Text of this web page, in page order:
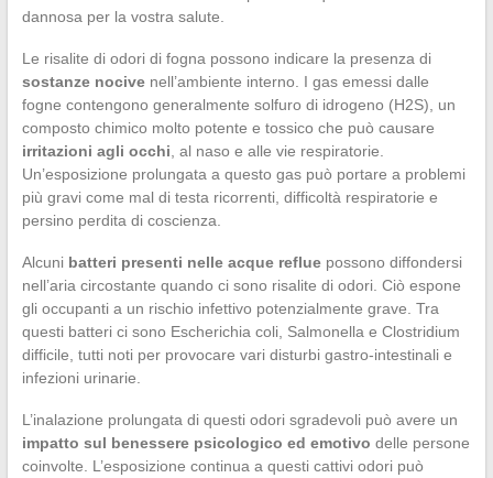
dannosa per la vostra salute.
Le risalite di odori di fogna possono indicare la presenza di
sostanze nocivenell’ambiente interno. I gas emessi dalle
fogne contengono generalmente solfuro di idrogeno (H2S), un
composto chimico molto potente e tossico che può causare
irritazioni agli occhi , al naso e alle vie respiratorie.
Un’esposizione prolungata a questo gas può portare a problemi
più gravi come mal di testa ricorrenti, difficoltà respiratorie e
persino perdita di coscienza.
Alcuni batteri presenti nelle acque refluepossono diffondersi
nell’aria circostante quando ci sono risalite di odori. Ciò espone
gli occupanti a un rischio infettivo potenzialmente grave. Tra
questi batteri ci sono Escherichia coli, Salmonella e Clostridium
difficile, tutti noti per provocare vari disturbi gastro-intestinali e
infezioni urinarie.
L’inalazione prolungata di questi odori sgradevoli può avere un
impatto sul benessere psicologico ed emotivo delle persone
coinvolte. L’esposizione continua a questi cattivi odori può